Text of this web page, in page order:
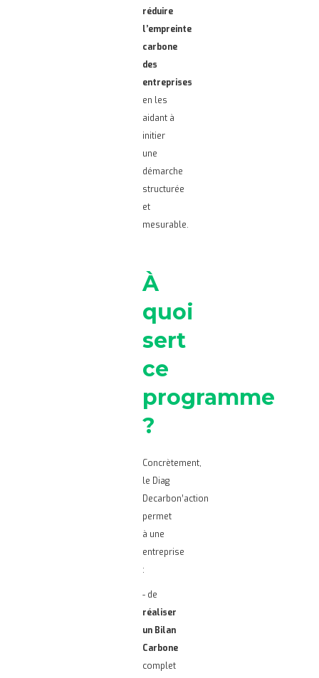
réduire
l’empreinte
carbone
des
entreprises
en les
aidant à
initier
une
démarche
structurée
et
mesurable.
À
quoi
sert
ce
programme
?
Concrètement,
le Diag
Decarbon’action
permet
à une
entreprise
:
- de
réaliser
un Bilan
Carbone
complet